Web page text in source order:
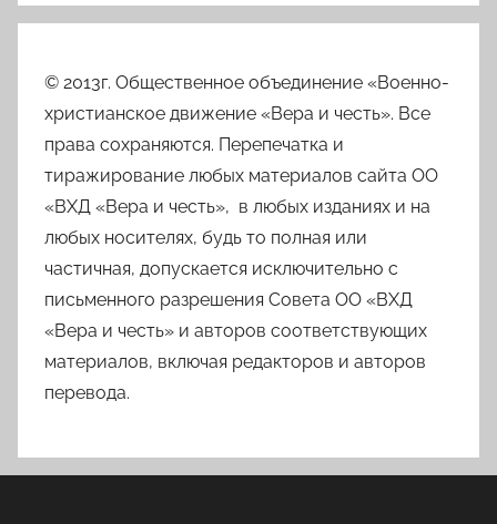
© 2013г. Общественное объединение «Военно-
христианское движение «Вера и честь». Все
права сохраняются. Перепечатка и
тиражирование любых материалов сайта ОО
«ВХД «Вера и честь», в любых изданиях и на
любых носителях, будь то полная или
частичная, допускается исключительно с
письменного разрешения Совета ОО «ВХД
«Вера и честь» и авторов соответствующих
материалов, включая редакторов и авторов
перевода.